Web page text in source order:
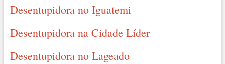
Desentupidora no Iguatemi
Desentupidora na Cidade Líder
Desentupidora no Lageado